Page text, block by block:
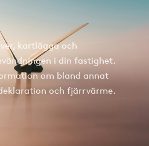
kartlägga och
i din fastighet.
om bland annat
och fjärrvärme.